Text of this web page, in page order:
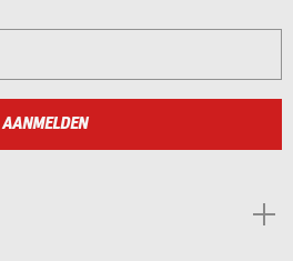
AANMELDEN